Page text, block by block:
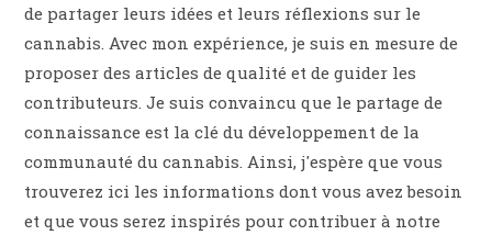
de partager leurs idées et leurs réflexions sur le
cannabis. Avec mon expérience, je suis en mesure de
proposer des articles de qualité et de guider les
contributeurs. Je suis convaincu que le partage de
connaissance est la clé du développement de la
communauté du cannabis. Ainsi, j'espère que vous
trouverez ici les informations dont vous avez besoin
et que vous serez inspirés pour contribuer à notre